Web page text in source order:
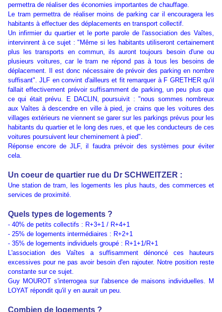
permettra de réaliser des économies importantes de chauffage.
Le tram permettra de réaliser moins de parking car il encouragera les
habitants à effectuer des déplacements en transport collectif.
Un infirmier du quartier et le porte parole de l'association des Vaîtes,
intervinrent à ce sujet : "Même si les habitants utiliseront certainement
plus les transports en commun, ils auront toujours besoin d'une ou
plusieurs voitures, car le tram ne répond pas à tous les besoins de
déplacement. Il est donc nécessaire de prévoir des parking en nombre
suffisant". JLF en convint d'ailleurs et fit remarquer à F GRETHER qu'il
fallait effectivement prévoir suffisamment de parking, un peu plus que
ce qui était prévu. E DACLIN, poursuivit : "nous sommes nombreux
aux Vaîtes à descendre en ville à pied, je crains que les voitures des
villages extérieurs ne viennent se garer sur les parkings prévus pour les
habitants du quartier et le long des rues, et que les conducteurs de ces
voitures poursuivent leur cheminement à pied".
Réponse encore de JLF, il faudra prévoir des systèmes pour éviter
cela.
Un coeur de quartier rue du Dr SCHWEITZER :
Une station de tram, les logements les plus hauts, des commerces et
services de proximité.
Quels types de logements ?
- 40% de petits collectifs : R+3+1 / R+4+1
- 25% de logements intermédiaires : R+2+1
- 35% de logements individuels groupé : R+1+1/R+1
L'association des Vaîtes a suffisamment dénoncé ces hauteurs
excessives pour ne pas avoir besoin d'en rajouter. Notre position reste
constante sur ce sujet.
Guy MOUROT s'interrogea sur l'absence de maisons individuelles. M
LOYAT répondit qu'il y en aurait un peu.
Combien de logements ?